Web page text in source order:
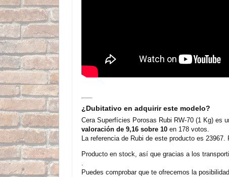
¿Dubitativo en adquirir este modelo?
Cera Superfícies Porosas Rubi RW-70 (1 Kg) es
valoración de 9,16 sobre 10 en 178 votos.
La referencia de Rubi de este producto es
Producto en stock, así que gracias a los
Puedes comprobar que te ofrecemos la